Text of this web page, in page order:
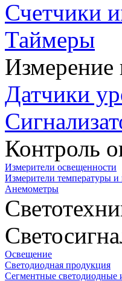
Счетчики
Таймеры
Измерение
Датчики
Контроль
Измерители освещенности
Измерители температуры и
Анемометры
Освещение
Светодиодная продукция
Сегментные светодиодные